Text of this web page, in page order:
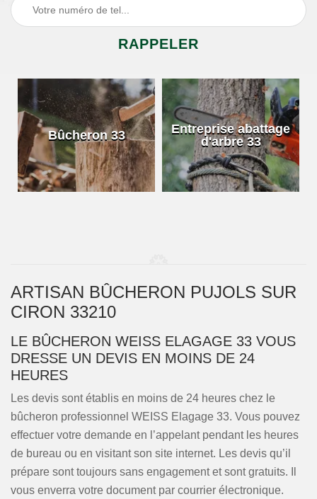
Bûcheron 33
Entreprise abattage
d'arbre 33
ARTISAN BÛCHERON PUJOLS SUR
CIRON 33210
LE BÛCHERON WEISS ELAGAGE 33 VOUS
DRESSE UN DEVIS EN MOINS DE 24
HEURES
Les devis sont établis en moins de 24 heures chez le
bûcheron professionnel WEISS Elagage 33. Vous pouvez
effectuer votre demande en l’appelant pendant les heures
de bureau ou en visitant son site internet. Les devis qu’il
prépare sont toujours sans engagement et sont gratuits. Il
vous enverra votre document par courrier électronique.